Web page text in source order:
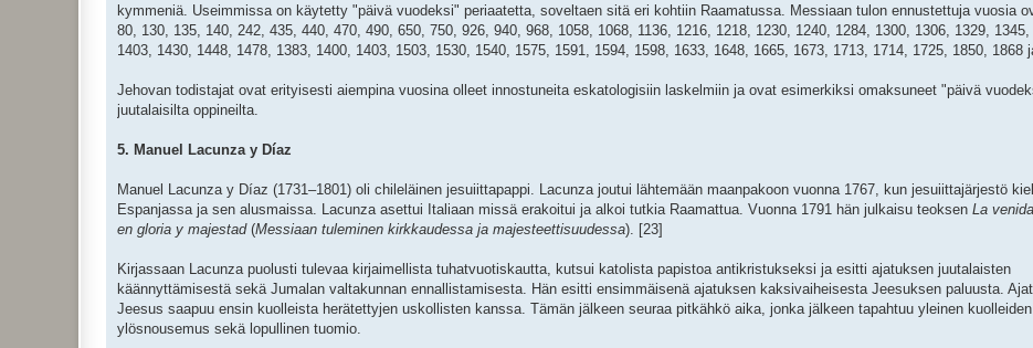
kymmeniä. Useimmissa on käytetty "päivä vuodeksi" periaatetta, soveltaen sitä eri kohtiin Raamatussa. Messiaan tulon ennustettuja vuosia
80, 130, 135, 140, 242, 435, 440, 470, 490, 650, 750, 926, 940, 968, 1058, 1068, 1136, 1216, 1218, 1230, 1240, 1284, 1300, 1306, 1329, 1345,
1403, 1430, 1448, 1478, 1383, 1400, 1403, 1503, 1530, 1540, 1575, 1591, 1594, 1598, 1633, 1648, 1665, 1673, 1713, 1714, 1725, 1850, 1868
Jehovan todistajat ovat erityisesti aiempina vuosina olleet innostuneita eskatologisiin laskelmiin ja ovat esimerkiksi omaksuneet "päivä
juutalaisilta oppineilta.
5. Manuel Lacunza y Díaz
Manuel Lacunza y Díaz (1731–1801) oli chileläinen jesuiittapappi. Lacunza joutui lähtemään maanpakoon vuonna 1767, kun jesuiittajärjestö
Espanjassa ja sen alusmaissa. Lacunza asettui Italiaan missä erakoitui ja alkoi tutkia Raamattua. Vuonna 1791 hän julkaisu teoksen La
en gloria y majestad(Messiaan tuleminen kirkkaudessa ja majesteettisuudessa). [23]
Kirjassaan Lacunza puolusti tulevaa kirjaimellista tuhatvuotiskautta, kutsui katolista papistoa antikristukseksi ja esitti ajatuksen juutalaisten
käännyttämisestä sekä Jumalan valtakunnan ennallistamisesta. Hän esitti ensimmäisenä ajatuksen kaksivaiheisesta Jeesuksen paluusta.
Jeesus saapuu ensin kuolleista herätettyjen uskollisten kanssa. Tämän jälkeen seuraa pitkähkö aika, jonka jälkeen tapahtuu yleinen kuolleiden
ylösnousemus sekä lopullinen tuomio.